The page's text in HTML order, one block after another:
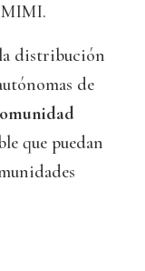
distribución
de
que puedan